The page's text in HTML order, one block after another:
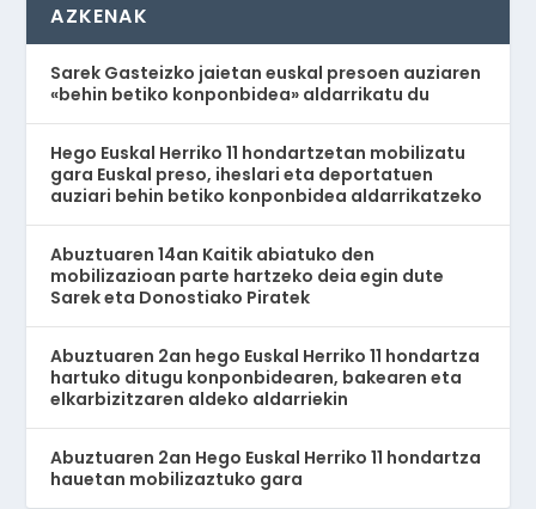
AZKENAK
Sarek Gasteizko jaietan euskal presoen auziaren
«behin betiko konponbidea» aldarrikatu du
Hego Euskal Herriko 11 hondartzetan mobilizatu
gara Euskal preso, iheslari eta deportatuen
auziari behin betiko konponbidea aldarrikatzeko
Abuztuaren 14an Kaitik abiatuko den
mobilizazioan parte hartzeko deia egin dute
Sarek eta Donostiako Piratek
Abuztuaren 2an hego Euskal Herriko 11 hondartza
hartuko ditugu konponbidearen, bakearen eta
elkarbizitzaren aldeko aldarriekin
Abuztuaren 2an Hego Euskal Herriko 11 hondartza
hauetan mobilizaztuko gara